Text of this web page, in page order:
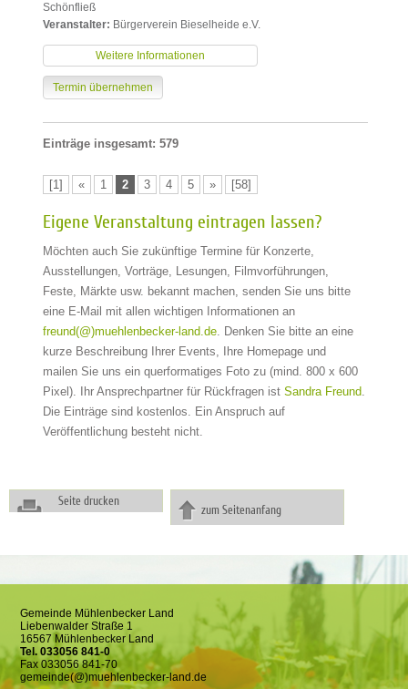
Schönfließ
Veranstalter: Bürgerverein Bieselheide e.V.
Weitere Informationen
Termin übernehmen
Einträge insgesamt: 579
[1] « 1 2 3 4 5 » [58]
Eigene Veranstaltung eintragen lassen?
Möchten auch Sie zukünftige Termine für Konzerte,
Ausstellungen, Vorträge, Lesungen, Filmvorführungen,
Feste, Märkte usw. bekannt machen, senden Sie uns bitte
eine E-Mail mit allen wichtigen Informationen an
freund(@)muehlenbecker-land.de. Denken Sie bitte an eine
kurze Beschreibung Ihrer Events, Ihre Homepage und
mailen Sie uns ein querformatiges Foto zu (mind. 800 x 600
Pixel). Ihr Ansprechpartner für Rückfragen ist Sandra Freund.
Die Einträge sind kostenlos. Ein Anspruch auf
Veröffentlichung besteht nicht.
Seite drucken
zum Seitenanfang
Gemeinde Mühlenbecker Land
Liebenwalder Straße 1
16567 Mühlenbecker Land
Tel. 033056 841-0
Fax 033056 841-70
gemeinde(@)muehlenbecker-land.de